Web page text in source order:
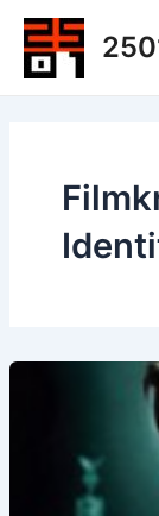
Zum
Inhalt
springen